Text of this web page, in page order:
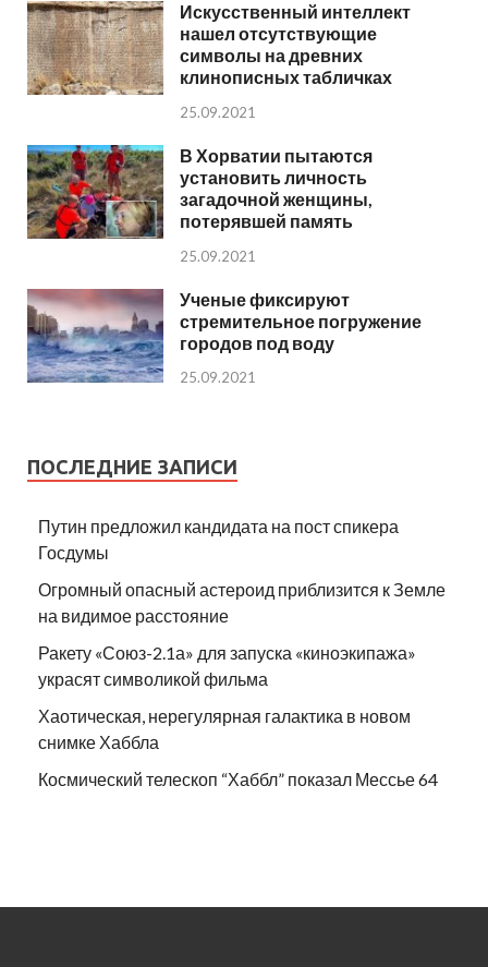
Искусственный интеллект
нашел отсутствующие
символы на древних
клинописных табличках
25.09.2021
В Хорватии пытаются
установить личность
загадочной женщины,
потерявшей память
25.09.2021
Ученые фиксируют
стремительное погружение
городов под воду
25.09.2021
ПОСЛЕДНИЕ ЗАПИСИ
Путин предложил кандидата на пост спикера
Госдумы
Огромный опасный астероид приблизится к Земле
на видимое расстояние
Ракету «Союз-2.1а» для запуска «киноэкипажа»
украсят символикой фильма
Хаотическая, нерегулярная галактика в новом
снимке Хаббла
Космический телескоп “Хаббл” показал Мессье 64